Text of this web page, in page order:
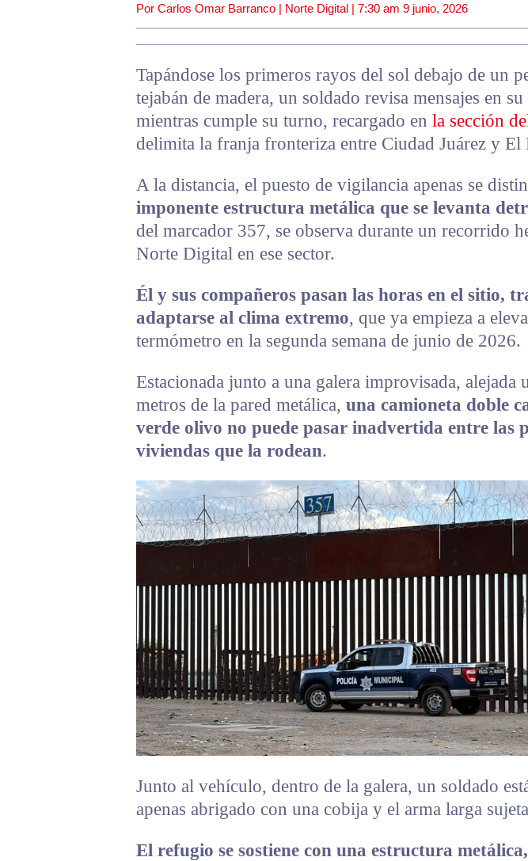
Por Carlos Omar Barranco | Norte Digital | 7:30 am 9 junio, 2026
Tapándose los primeros rayos del sol debajo de un
tejabán de madera, un soldado revisa mensajes en su
mientras cumple su turno, recargado en la sección
delimita la franja fronteriza entre Ciudad Juárez y El
A la distancia, el puesto de vigilancia apenas se
imponente estructura metálica que se levanta
del marcador 357, se observa durante un recorrido
Norte Digital en ese sector.
Él y sus compañeros pasan las horas en el sitio,
adaptarse al clima extremo, que ya empieza a
termómetro en la segunda semana de junio de 2026.
Estacionada junto a una galera improvisada, alejada
metros de la pared metálica, una camioneta doble
verde olivo no puede pasar inadvertida entre las
viviendas que la rodean.
Junto al vehículo, dentro de la galera, un soldado
apenas abrigado con una cobija y el arma larga
El refugio se sostiene con una estructura